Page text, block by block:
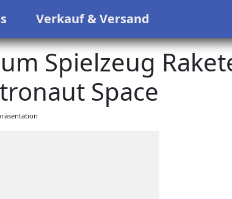
Verkauf & Versand
Spielzeug
Space